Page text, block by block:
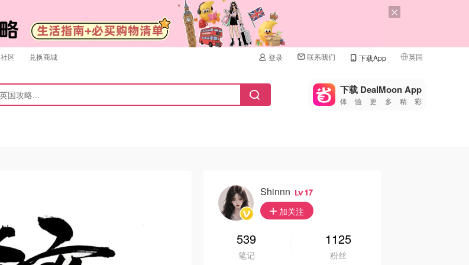
社区 兑换商城 登录 联系我们 下载App 英国
🇺🇸
🇨🇳 中国
🇮🇹
下载 DealMoon App
体验更多精彩
Shinnn 17
加关注
539
笔记
1125
粉丝